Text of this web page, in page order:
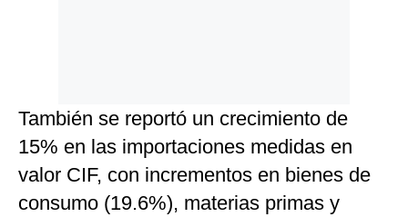
También se reportó un crecimiento de
15% en las importaciones medidas en
valor CIF, con incrementos en bienes de
consumo (19.6%), materias primas y